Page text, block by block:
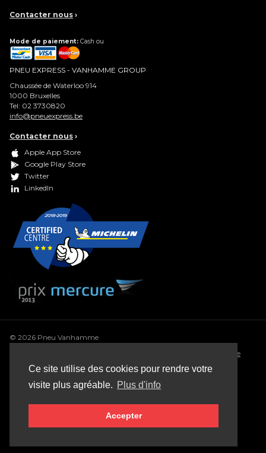
Ce site utilise des cookies pour rendre votre
visite plus agréable. Plus d'info
Accepter
Contacter nous ›
Mode de paiement: Cash ou
PNEU EXPRESS - VANHAMME GROUP
Chaussée de Waterloo 914
1000 Bruxelles
Tel: 02 3730820
info@pneuexpress.be
Contacter nous ›
Apple App Store
Google Play Store
Twitter
LinkedIn
© 2026 Pneu Vanhamme
Politique
de cookie
• Conditions générales de vente
Sitemap
Webdesign: Robarov